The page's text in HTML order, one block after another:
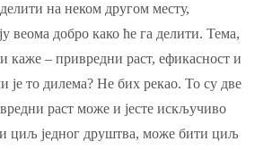
на неком другом месту,
веома добро како ће га делити. Тема,
каже – привредни раст, ефикасност и
је то дилема? Не бих рекао. То су две
раст може и јесте искључиво
циљ једног друштва, може бити циљ